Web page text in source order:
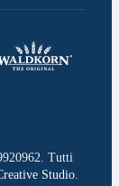
Tutti
Studio.